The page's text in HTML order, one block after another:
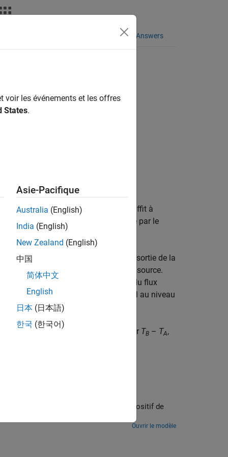
MATLAB Answers
thermique dont la puissance suffit à
que soit le flux thermique consommé par le
respectivement à l'entrée et à la sortie de la
signal de contrôle qui commande la source.
pour générer le profil de variation du flux
directement proportionnelle au signal au niveau
de température est déterminée par TB – TA,
simple. Le modèle contient un dispositif de
Ouvrir le modèle
voir les événements et les offres
States.
Asie-Pacifique
Australia (English)
India (English)
New Zealand (English)
中国
简体中文
English
日本 (日本語)
한국 (한국어)